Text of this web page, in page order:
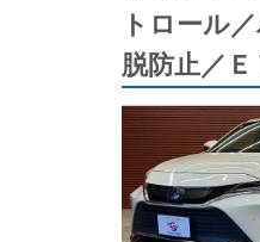
トロール
脱防止／Ｅ